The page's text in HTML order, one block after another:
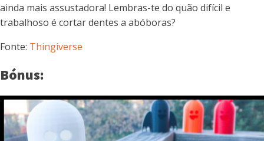
ainda mais assustadora! Lembras-te do quão difícil e
trabalhoso é cortar dentes a abóboras?
Fonte: Thingiverse
Bónus: